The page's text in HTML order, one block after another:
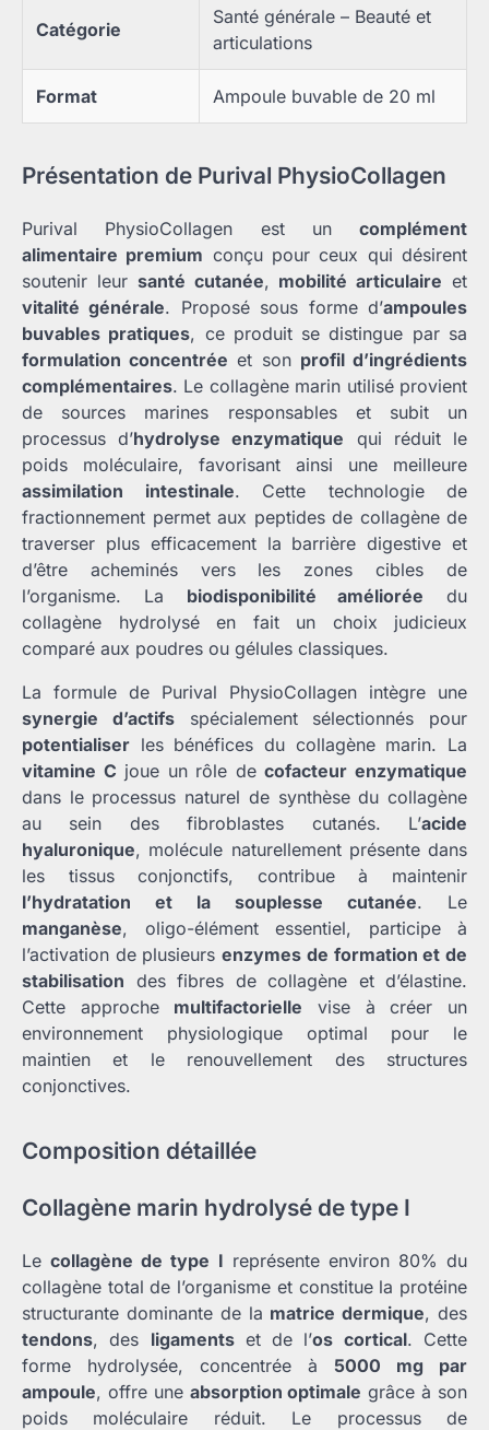
Catégorie
Santé générale – Beauté et
articulations
Format Ampoule buvable de 20 ml
Présentation de Purival PhysioCollagen
Purival PhysioCollagen est un complément
alimentaire premium conçu pour ceux qui désirent
soutenir leur santé cutanée, mobilité articulaire et
vitalité générale. Proposé sous forme d’ampoules
buvables pratiques, ce produit se distingue par sa
formulation concentrée et son profil d’ingrédients
complémentaires. Le collagène marin utilisé provient
de sources marines responsables et subit un
processus d’hydrolyse enzymatique qui réduit le
poids moléculaire, favorisant ainsi une meilleure
assimilation intestinale. Cette technologie de
fractionnement permet aux peptides de collagène de
traverser plus efficacement la barrière digestive et
d’être acheminés vers les zones cibles de
l’organisme. La biodisponibilité améliorée du
collagène hydrolysé en fait un choix judicieux
comparé aux poudres ou gélules classiques.
La formule de Purival PhysioCollagen intègre une
synergie d’actifsspécialement sélectionnés pour
potentialiser les bénéfices du collagène marin. La
vitamine C joue un rôle decofacteur enzymatique
dans le processus naturel de synthèse du collagène
au sein des fibroblastes cutanés. L’acide
hyaluronique, molécule naturellement présente dans
les tissus conjonctifs, contribue à maintenir
l’hydratation et la souplesse cutanée. Le
manganèse, oligo-élément essentiel, participe à
l’activation de plusieursenzymes de formation et de
stabilisation des fibres de collagène et d’élastine.
Cette approche multifactorielle vise à créer un
environnement physiologique optimal pour le
maintien et le renouvellement des structures
conjonctives.
Composition détaillée
Collagène marin hydrolysé de type I
Lecollagène de type I représente environ 80% du
collagène total de l’organisme et constitue la protéine
structurante dominante de la matrice dermique, des
tendons, des ligamentset de l’os cortical. Cette
forme hydrolysée, concentrée à 5000 mg par
ampoule, offre une absorption optimale grâce à son
poids moléculaire réduit. Le processus de